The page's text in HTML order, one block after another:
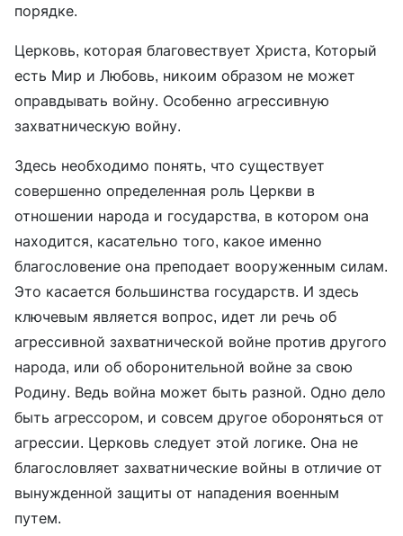
порядке.
Церковь, которая благовествует Христа, Который
есть Мир и Любовь, никоим образом не может
оправдывать войну. Особенно агрессивную
захватническую войну.
Здесь необходимо понять, что существует
совершенно определенная роль Церкви в
отношении народа и государства, в котором она
находится, касательно того, какое именно
благословение она преподает вооруженным силам.
Это касается большинства государств. И здесь
ключевым является вопрос, идет ли речь об
агрессивной захватнической войне против другого
народа, или об оборонительной войне за свою
Родину. Ведь война может быть разной. Одно дело
быть агрессором, и совсем другое обороняться от
агрессии. Церковь следует этой логике. Она не
благословляет захватнические войны в отличие от
вынужденной защиты от нападения военным
путем.